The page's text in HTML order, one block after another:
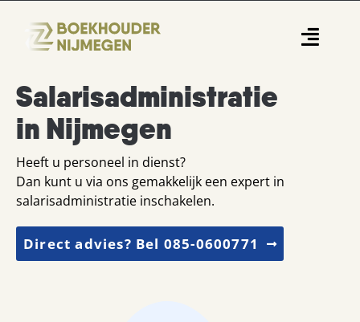
inhoud
Toggle
Home
Accountantskantoor
Financieel adviseur
Overige diensten
Branches
Salarisadministratie
in Nijmegen
Heeft u personeel in dienst?
Dan kunt u via ons gemakkelijk een expert in
salarisadministratie inschakelen.
Direct advies? Bel 085-0600771